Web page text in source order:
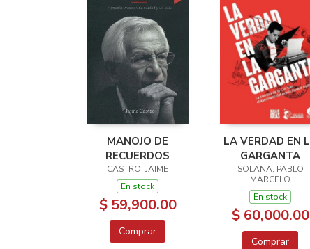
MANOJO DE
RECUERDOS
CASTRO, JAIME
En stock
$ 59,900.00
Comprar
LA VERDAD EN
GARGANTA
SOLANA, PABLO
MARCELO
En stock
$ 60,000.00
Comprar